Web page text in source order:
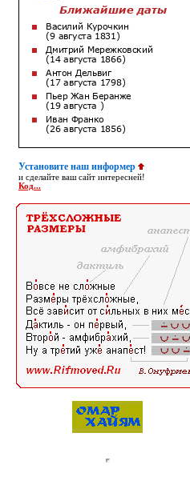
Установите наш информер
и сделайте ваш сайт интересней!
Код...